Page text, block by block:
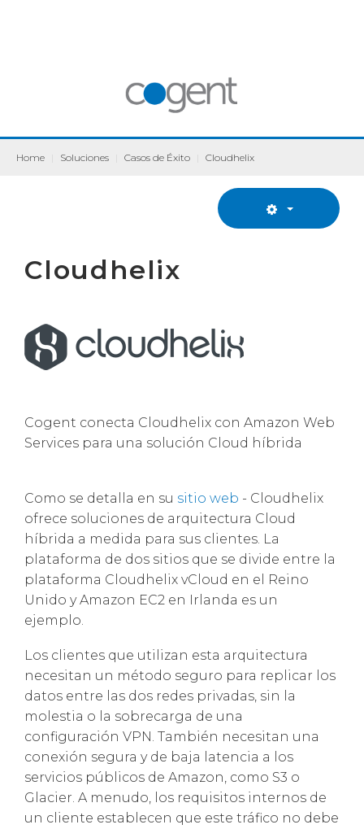
Home Soluciones Casos de Éxito Cloudhelix
Cloudhelix
Cogent conecta Cloudhelix con Amazon Web
Services para una solución Cloud híbrida
Como se detalla en su sitio web - Cloudhelix
ofrece soluciones de arquitectura Cloud
híbrida a medida para sus clientes. La
plataforma de dos sitios que se divide entre la
plataforma Cloudhelix vCloud en el Reino
Unido y Amazon EC2 en Irlanda es un
ejemplo.
Los clientes que utilizan esta arquitectura
necesitan un método seguro para replicar los
datos entre las dos redes privadas, sin la
molestia o la sobrecarga de una
configuración VPN. También necesitan una
conexión segura y de baja latencia a los
servicios públicos de Amazon, como S3 o
Glacier. A menudo, los requisitos internos de
un cliente establecen que este tráfico no debe